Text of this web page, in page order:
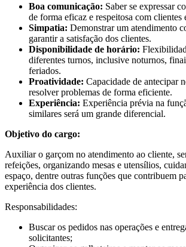
Boa comunicação: Saber se expressar
de forma eficaz e respeitosa com clientes
Simpatia: Demonstrar um atendimento
garantir a satisfação dos clientes.
Disponibilidade de horário:
diferentes turnos, inclusive noturnos,
feriados.
Proatividade: Capacidade de antecipar
resolver problemas de forma eficiente.
Experiência: Experiência prévia na
similares será um grande diferencial.
Objetivo do cargo:
Auxiliar o garçom no atendimento ao cliente,
refeições, organizando mesas e utensílios,
espaço, dentre outras funções que contribuem
experiência dos clientes.
Responsabilidades:
Buscar os pedidos nas operações e
solicitantes;